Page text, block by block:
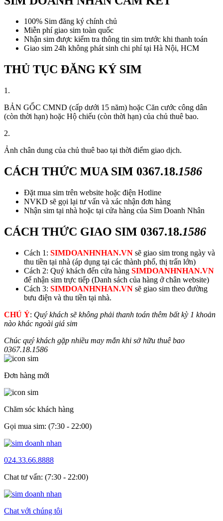
100% Sim đăng ký chính chủ
Miễn phí giao sim toàn quốc
Nhận sim được kiểm tra thông tin sim trước khi thanh toán
Giao sim 24h không phát sinh chi phí tại Hà Nội, HCM
THỦ TỤC ĐĂNG KÝ SIM
1.
BẢN GỐC CMND (cấp dưới 15 năm) hoặc Căn cước công dân
(còn thời hạn) hoặc Hộ chiếu (còn thời hạn) của chủ thuê bao.
2.
Ảnh chân dung của chủ thuê bao tại thời điểm giao dịch.
CÁCH THỨC MUA SIM 0367.18.1586
Đặt mua sim trên website hoặc điện Hotline
NVKD sẽ gọi lại tư vấn và xác nhận đơn hàng
Nhận sim tại nhà hoặc tại cửa hàng của Sim Doanh Nhân
CÁCH THỨC GIAO SIM 0367.18.1586
Cách 1: SIMDOANHNHAN.VN sẽ giao sim trong ngày và
thu tiền tại nhà (áp dụng tại các thành phố, thị trấn lớn)
Cách 2: Quý khách đến cửa hàng SIMDOANHNHAN.VN
để nhận sim trực tiếp (Danh sách của hàng ở chân website)
Cách 3: SIMDOANHNHAN.VN sẽ giao sim theo đường
bưu điện và thu tiền tại nhà.
CHÚ Ý: Quý khách sẽ không phải thanh toán thêm bất kỳ 1 khoản
nào khác ngoài giá sim
Chúc quý khách gặp nhiều may mắn khi sở hữu thuê bao
0367.18.1586
Đơn hàng mới
Chăm sóc khách hàng
Gọi mua sim: (7:30 - 22:00)
024.33.66.8888
Chat tư vấn: (7:30 - 22:00)
Chat với chúng tôi